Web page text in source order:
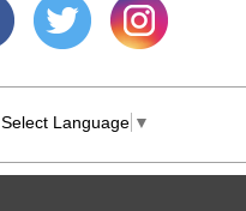
Select Language ▼